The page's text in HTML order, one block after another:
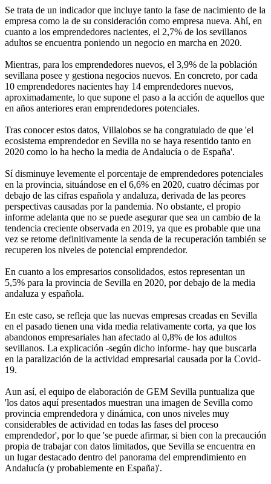
Se trata de un indicador que incluye tanto la fase de nacimiento de la
empresa como la de su consideración como empresa nueva. Ahí, en
cuanto a los emprendedores nacientes, el 2,7% de los sevillanos
adultos se encuentra poniendo un negocio en marcha en 2020.
Mientras, para los emprendedores nuevos, el 3,9% de la población
sevillana posee y gestiona negocios nuevos. En concreto, por cada
10 emprendedores nacientes hay 14 emprendedores nuevos,
aproximadamente, lo que supone el paso a la acción de aquellos que
en años anteriores eran emprendedores potenciales.
Tras conocer estos datos, Villalobos se ha congratulado de que 'el
ecosistema emprendedor en Sevilla no se haya resentido tanto en
2020 como lo ha hecho la media de Andalucía o de España'.
Sí disminuye levemente el porcentaje de emprendedores potenciales
en la provincia, situándose en el 6,6% en 2020, cuatro décimas por
debajo de las cifras española y andaluza, derivada de las peores
perspectivas causadas por la pandemia. No obstante, el propio
informe adelanta que no se puede asegurar que sea un cambio de la
tendencia creciente observada en 2019, ya que es probable que una
vez se retome definitivamente la senda de la recuperación también se
recuperen los niveles de potencial emprendedor.
En cuanto a los empresarios consolidados, estos representan un
5,5% para la provincia de Sevilla en 2020, por debajo de la media
andaluza y española.
En este caso, se refleja que las nuevas empresas creadas en Sevilla
en el pasado tienen una vida media relativamente corta, ya que los
abandonos empresariales han afectado al 0,8% de los adultos
sevillanos. La explicación -según dicho informe- hay que buscarla
en la paralización de la actividad empresarial causada por la Covid-
19.
Aun así, el equipo de elaboración de GEM Sevilla puntualiza que
'los datos aquí presentados muestran una imagen de Sevilla como
provincia emprendedora y dinámica, con unos niveles muy
considerables de actividad en todas las fases del proceso
emprendedor', por lo que 'se puede afirmar, si bien con la precaución
propia de trabajar con datos limitados, que Sevilla se encuentra en
un lugar destacado dentro del panorama del emprendimiento en
Andalucía (y probablemente en España)'.